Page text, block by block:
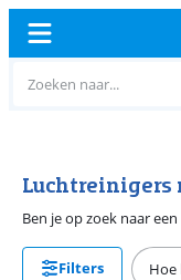
Filters Hoe